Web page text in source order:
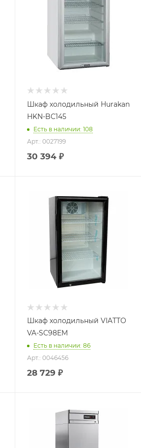
Шкаф холодильный Hurakan
HKN-BC145
Есть в наличии: 108
Арт.: 0027199
30 394₽
Шкаф холодильный VIATTO
VA-SC98EM
Есть в наличии: 86
Арт.: 0046456
28 729 ₽